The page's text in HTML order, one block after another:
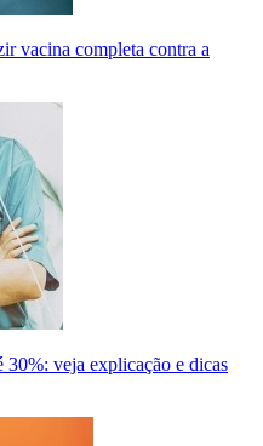
vacina completa contra a
30%: veja explicação e dicas